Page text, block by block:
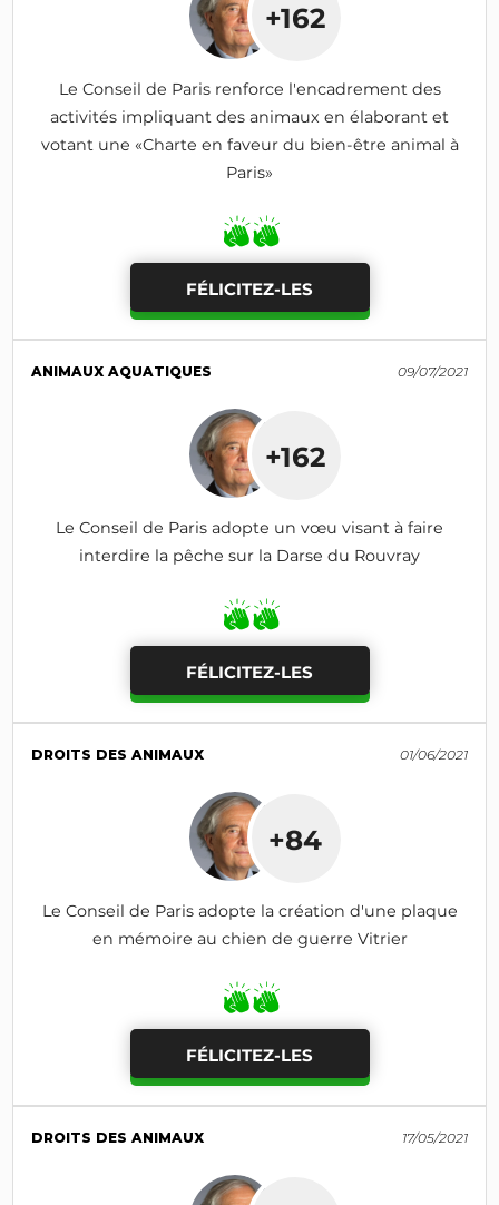
+162
Le Conseil de Paris renforce l'encadrement des
activités impliquant des animaux en élaborant et
votant une «Charte en faveur du bien-être animal à
Paris»
FÉLICITEZ-LES
ANIMAUX AQUATIQUES 09/07/2021
+162
Le Conseil de Paris adopte un vœu visant à faire
interdire la pêche sur la Darse du Rouvray
FÉLICITEZ-LES
DROITS DES ANIMAUX 01/06/2021
+84
Le Conseil de Paris adopte la création d'une plaque
en mémoire au chien de guerre Vitrier
FÉLICITEZ-LES
DROITS DES ANIMAUX 17/05/2021